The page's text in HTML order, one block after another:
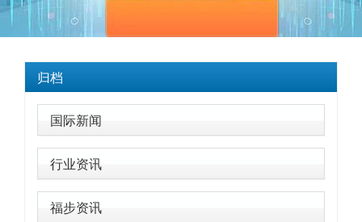
归档
国际新闻
行业资讯
福步资讯